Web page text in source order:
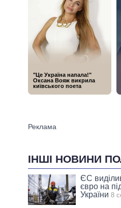
ІНШІ НОВИНИ
ЄС
євро на
України 8